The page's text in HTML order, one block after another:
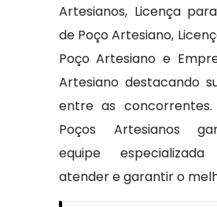
Artesianos, Licença
de Poço Artesiano,
Poço Artesiano e
Artesiano destacando
entre as
Poços Artesianos
equipe
atender e garantir o